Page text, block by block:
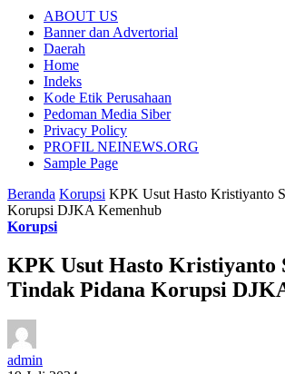
ABOUT US
Banner dan Advertorial
Daerah
Home
Indeks
Kode Etik Perusahaan
Pedoman Media Siber
Privacy Policy
PROFIL NEINEWS.ORG
Sample Page
Beranda Korupsi KPK Usut Hasto Kristiyanto
Korupsi DJKA Kemenhub
Korupsi
KPK Usut Hasto Kristiyanto
Tindak Pidana Korupsi
admin